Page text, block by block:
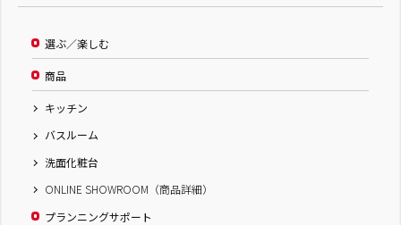
選ぶ／楽しむ
商品
キッチン
バスルーム
洗面化粧台
ONLINE SHOWROOM（商品詳細）
プランニングサポート